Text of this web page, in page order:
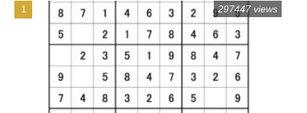
297447 views